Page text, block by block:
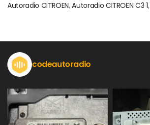
Autoradio CITROEN,Autoradio CITROEN C3 1,
codeautoradio